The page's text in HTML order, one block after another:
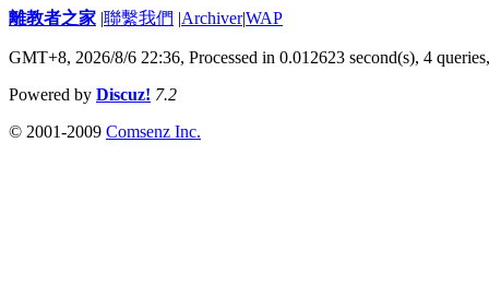
離教者之家 |聯繫我們 |Archiver|WAP
GMT+8, 2026/8/6 22:36, Processed in 0.012623 second(s), 4
Powered by Discuz! 7.2
© 2001-2009 Comsenz Inc.